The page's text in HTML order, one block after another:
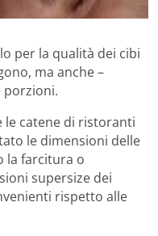
per la qualità dei cibi
ma anche –
porzioni.
le catene di ristoranti
le dimensioni delle
la farcitura o
supersize dei
rispetto alle